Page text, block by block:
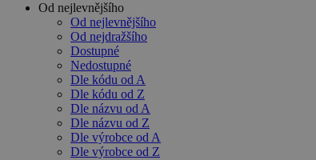
Od nejlevnějšího
Od nejlevnějšího
Od nejdražšího
Dostupné
Nedostupné
Dle kódu od A
Dle kódu od Z
Dle názvu od A
Dle názvu od Z
Dle výrobce od A
Dle výrobce od Z